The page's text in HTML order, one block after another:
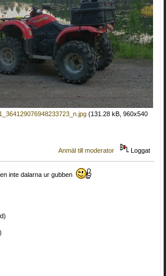
(131.28 kB, 960x540
Anmäl till moderator Loggat
inte dalarna ur gubben